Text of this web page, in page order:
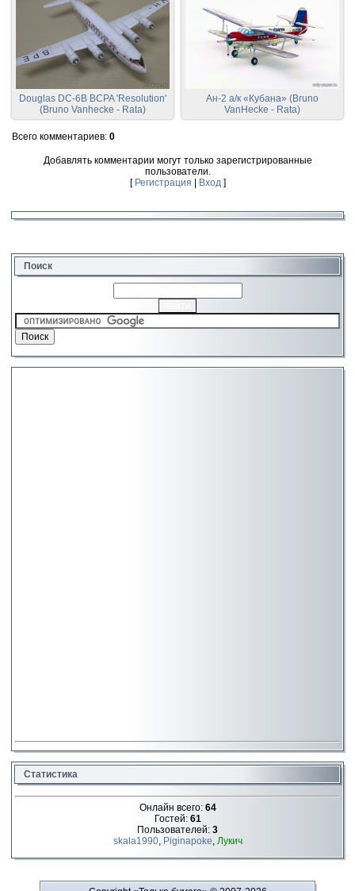
Douglas DC-6B BCPA 'Resolution'
(Bruno Vanhecke - Rata)
Ан-2 а/к «Кубана» (Bruno
VanHecke - Rata)
Всего комментариев: 0
Добавлять комментарии могут только зарегистрированные
пользователи.
[ Регистрация Вход]
Поиск
Статистика
Онлайн всего: 64
Гостей: 61
Пользователей: 3
skala1990, Piginapoke, Лукич